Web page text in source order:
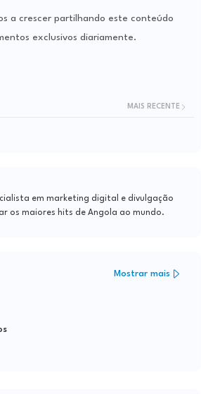
a crescer partilhando este conteúdo
exclusivos diariamente.
MAIS RECENTE
em marketing digital e divulgação
os maiores hits de Angola ao mundo.
Mostrar mais